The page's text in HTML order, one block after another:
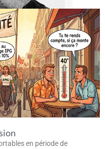
en période de